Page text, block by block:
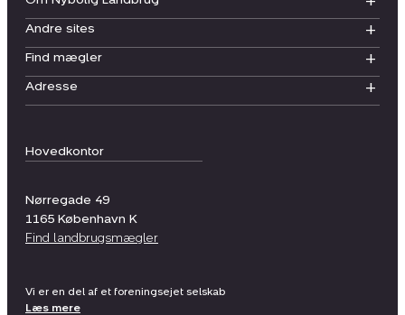
Hovedkontor
Nørregade 49
1165 København K
Find landbrugsmægler
Andre sites
Find mægler
Adresse
Vi er en del af et foreningsejet selskab
Læs mere